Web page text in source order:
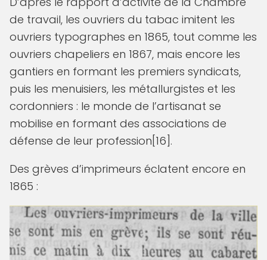
de travail, les ouvriers du tabac imitent les
ouvriers typographes en 1865, tout comme les
ouvriers chapeliers en 1867, mais encore les
gantiers en formant les premiers syndicats,
puis les menuisiers, les métallurgistes et les
cordonniers : le monde de l’artisanat se
mobilise en formant des associations de
défense de leur profession[16].
Des grèves d’imprimeurs éclatent encore en
1865 :